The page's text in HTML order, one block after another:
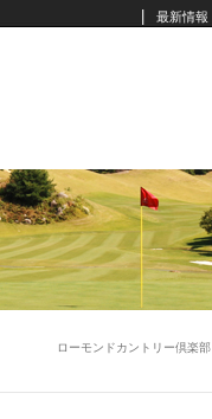
最新情報
ローモンドカントリー倶楽部